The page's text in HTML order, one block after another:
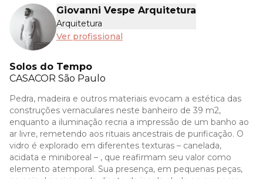
Giovanni Vespe Arquitetura
Arquitetura
Ver profissional
Solos do Tempo
CASACOR São Paulo
Pedra, madeira e outros materiais evocam a estética das
construções vernaculares neste banheiro de 39 m2,
enquanto a iluminação recria a impressão de um banho ao
ar livre, remetendo aos rituais ancestrais de purificação. O
vidro é explorado em diferentes texturas – canelada,
acidata e miniboreal – , que reafirmam seu valor como
elemento atemporal. Sua presença, em pequenas peças,